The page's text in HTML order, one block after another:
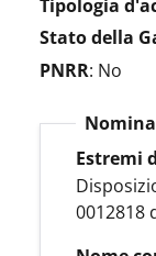
Tipologia
Stato della
PNRR: No
Estremi
0012818